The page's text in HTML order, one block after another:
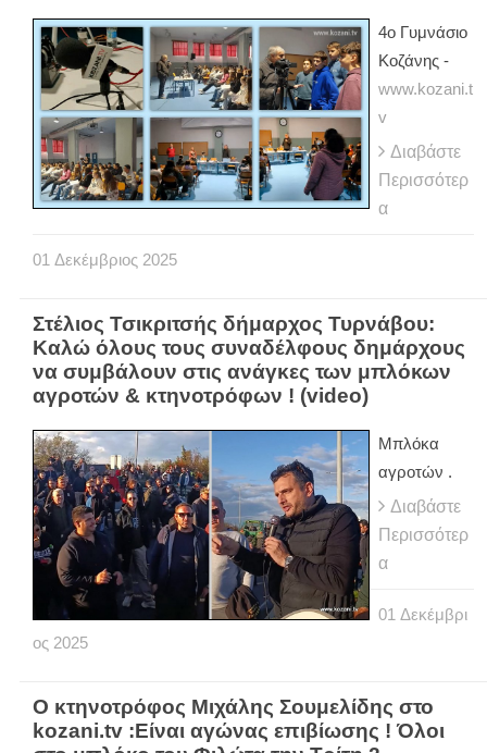
4ο Γυμνάσιο
Κοζάνης -
www.kozani.t
v
Διαβάστε
Περισσότερ
α
01 Δεκέμβριος 2025
Στέλιος Τσικριτσής δήμαρχος Τυρνάβου:
Καλώ όλους τους συναδέλφους δημάρχους
να συμβάλουν στις ανάγκες των μπλόκων
αγροτών & κτηνοτρόφων ! (video)
Μπλόκα
αγροτών .
Διαβάστε
Περισσότερ
α
01 Δεκέμβρι
ος 2025
Ο κτηνοτρόφος Μιχάλης Σουμελίδης στο
kozani.tv :Είναι αγώνας επιβίωσης ! Όλοι